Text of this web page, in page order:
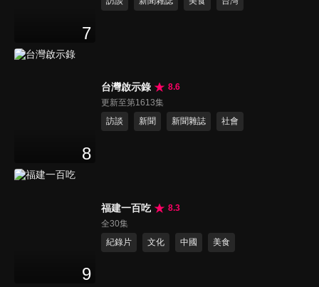
7
8
台灣啟示錄
8.6
更新至第1613集
訪談
新聞 新聞雜誌 社會
9
福建一百吃
8.3
全30集
紀錄片
文化 中國 美食